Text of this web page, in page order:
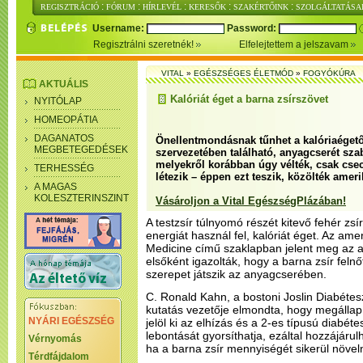
REGISZTRÁCIÓ : FÓRUM : HÍRLEVÉL : KERESŐK : SZAKÉRTŐINK :
Username:
Password:
Regisztrálni szeretnék!
Elfelejtettem a jelszavam
AKTUÁLIS
NYITÓLAP
HOMEOPÁTIA
DAGANATOS
MEGBETEGEDÉSEK
TERHESSÉG
A MAGAS
KOLESZTERINSZINT
NYÁRI EGÉSZSÉG
Vérnyomás
Térdfájdalom
VITAL»EGÉSZSÉGES ÉLETMÓD»FOGYÓKÚRA
Kalóriát éget a barna zsírszövet
Önellentmondásnak tűnhet a
szervezetében található, anyagcserét
melyekről korábban úgy vélték, csak
létezik – éppen ezt teszik, közölték
Vásároljon a Vital EgészségPlázában!
A testzsír túlnyomó részét kitevő fehér
energiát használ fel, kalóriát éget. Az
Medicine című szaklapban jelent meg az
elsőként igazolták, hogy a barna zsír
szerepet játszik az anyagcserében.
C. Ronald Kahn, a bostoni Joslin
kutatás vezetője elmondta, hogy
jelöl ki az elhízás és a 2-es típusú
lebontását gyorsíthatja, ezáltal
ha a barna zsír mennyiségét sikerül